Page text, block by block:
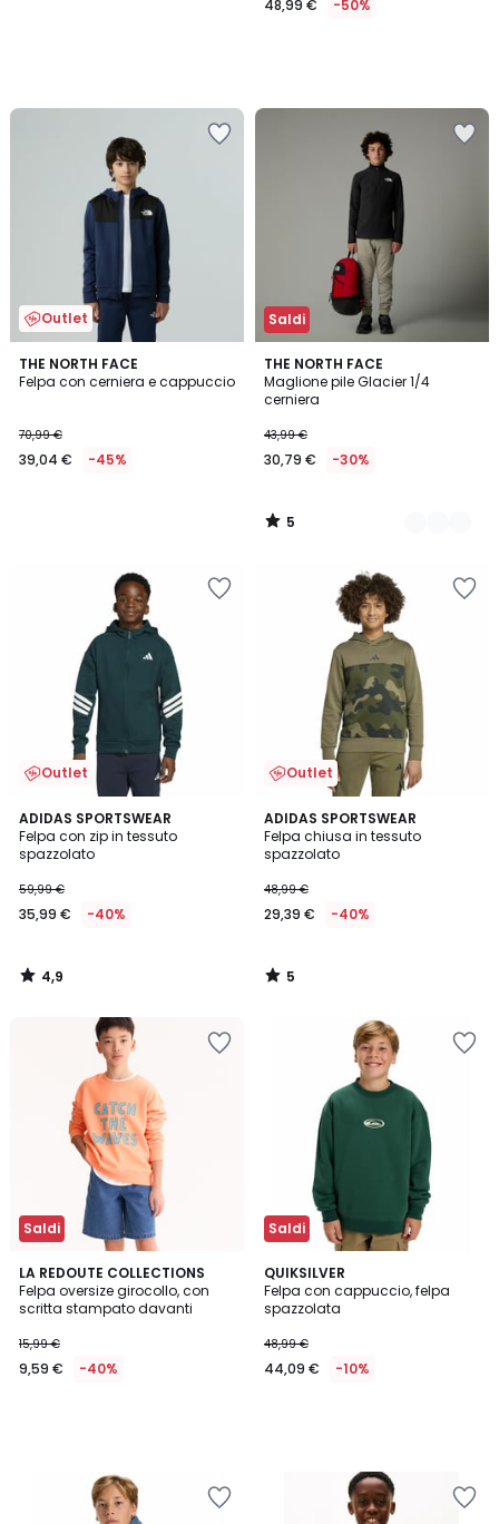
48,99 € -50%
Outlet
THE NORTH FACE
Felpa con cerniera e cappuccio
70,99 €
39,04 € -45%
Saldi
THE NORTH FACE
Maglione pile Glacier 1/4
cerniera
43,99 €
30,79 € -30%
5
/
5
2
Colori
5
/
Outlet
ADIDAS SPORTSWEAR
Felpa con zip in tessuto
spazzolato
59,99 €
35,99 € -40%
4,9
/ 5
4,9
/
Outlet
ADIDAS SPORTSWEAR
Felpa chiusa in tessuto
spazzolato
48,99 €
29,39 € -40%
5
/
5
5
/
Saldi
LA REDOUTE COLLECTIONS
Felpa oversize girocollo, con
scritta stampato davanti
15,99 €
9,59 € -40%
Saldi
QUIKSILVER
Felpa con cappuccio, felpa
spazzolata
48,99 €
44,09 € -10%